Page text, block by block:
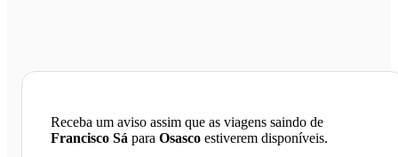
Receba um aviso assim que as viagens saindo de
Francisco Sá para Osasco estiverem disponíveis.